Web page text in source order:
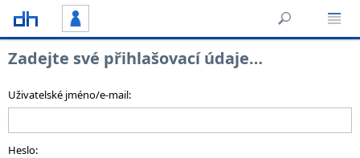
Zadejte své přihlašovací údaje…
Uživatelské jméno/e-mail:
Heslo: